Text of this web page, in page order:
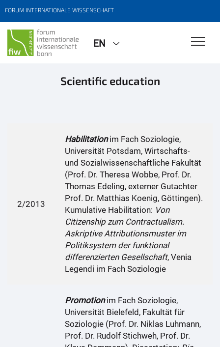
FORUM INTERNATIONALE WISSENSCHAFT
EN
Scientific education
2/2013
Habilitationim Fach Soziologie,
Universität Potsdam, Wirtschafts-
und Sozialwissenschaftliche Fakultät
(Prof. Dr. Theresa Wobbe, Prof. Dr.
Thomas Edeling, externer Gutachter
Prof. Dr. Matthias Koenig, Göttingen).
Kumulative Habilitation: Von
Citizenship zum Contractualism.
Askriptive Attributionsmuster im
Politiksystem der funktional
differenzierten Gesellschaft, Venia
Legendi im Fach Soziologie
Promotionim Fach Soziologie,
Universität Bielefeld, Fakultät für
Soziologie (Prof. Dr. Niklas Luhmann,
Prof. Dr. Rudolf Stichweh, Prof. Dr.